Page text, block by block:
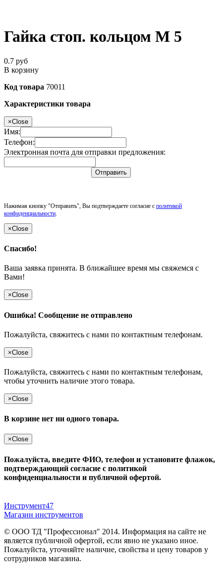
Гайка стоп. кольцом М 5
0.7 руб
В корзину
Код товара 70011
Характеристики товара
×Close
Имя:
Телефон:
Электронная почта для отправки предложения:
Отправить
Нажимая кнопку "Отправить", Вы подтверждаете согласие с политикой
конфиденциальности.
×Close
Спасибо!
Ваша заявка принята. В ближайшее время мы свяжемся с
Вами!
×Close
Ошибка! Сообщение не отправлено
Пожалуйста, свяжитесь с нами по контактным телефонам.
×Close
Пожалуйста, свяжитесь с нами по контактным телефонам,
чтобы уточнить наличие этого товара.
×Close
В корзине нет ни одного товара.
×Close
Пожалуйста, введите ФИО, телефон и установите флажок,
подтверждающий согласие с политикой
конфиденциальности и публичной офертой.
Инструмент47
Магазин инструментов
© ООО ТД "Профессионал" 2014. Информация на сайте не
является публичной офертой, если явно не указано иное.
Пожалуйста, уточняйте наличие, свойства и цену товаров у
сотрудников магазина.